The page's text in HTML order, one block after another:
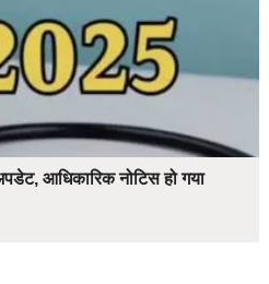
आधिकारिक नोटिस हो गया